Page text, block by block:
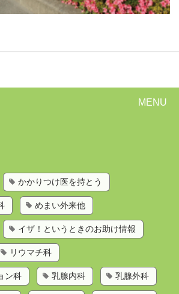
MENU
かかりつけ医を持とう
めまい外来他
イザ！というときのお助け情報
リウマチ科
ン科 乳腺内科 乳腺外科